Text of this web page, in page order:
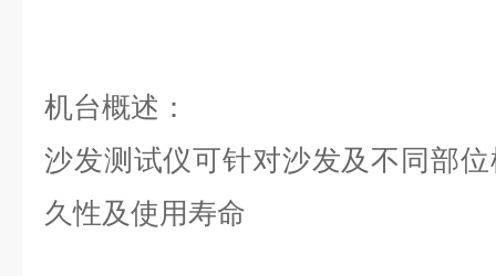
机台概述：
沙发测试仪可针对沙发及不同部
久性及使用寿命